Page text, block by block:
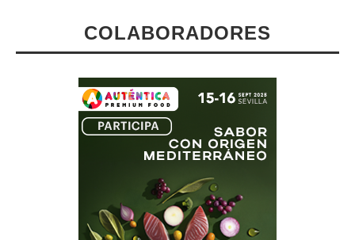
COLABORADORES